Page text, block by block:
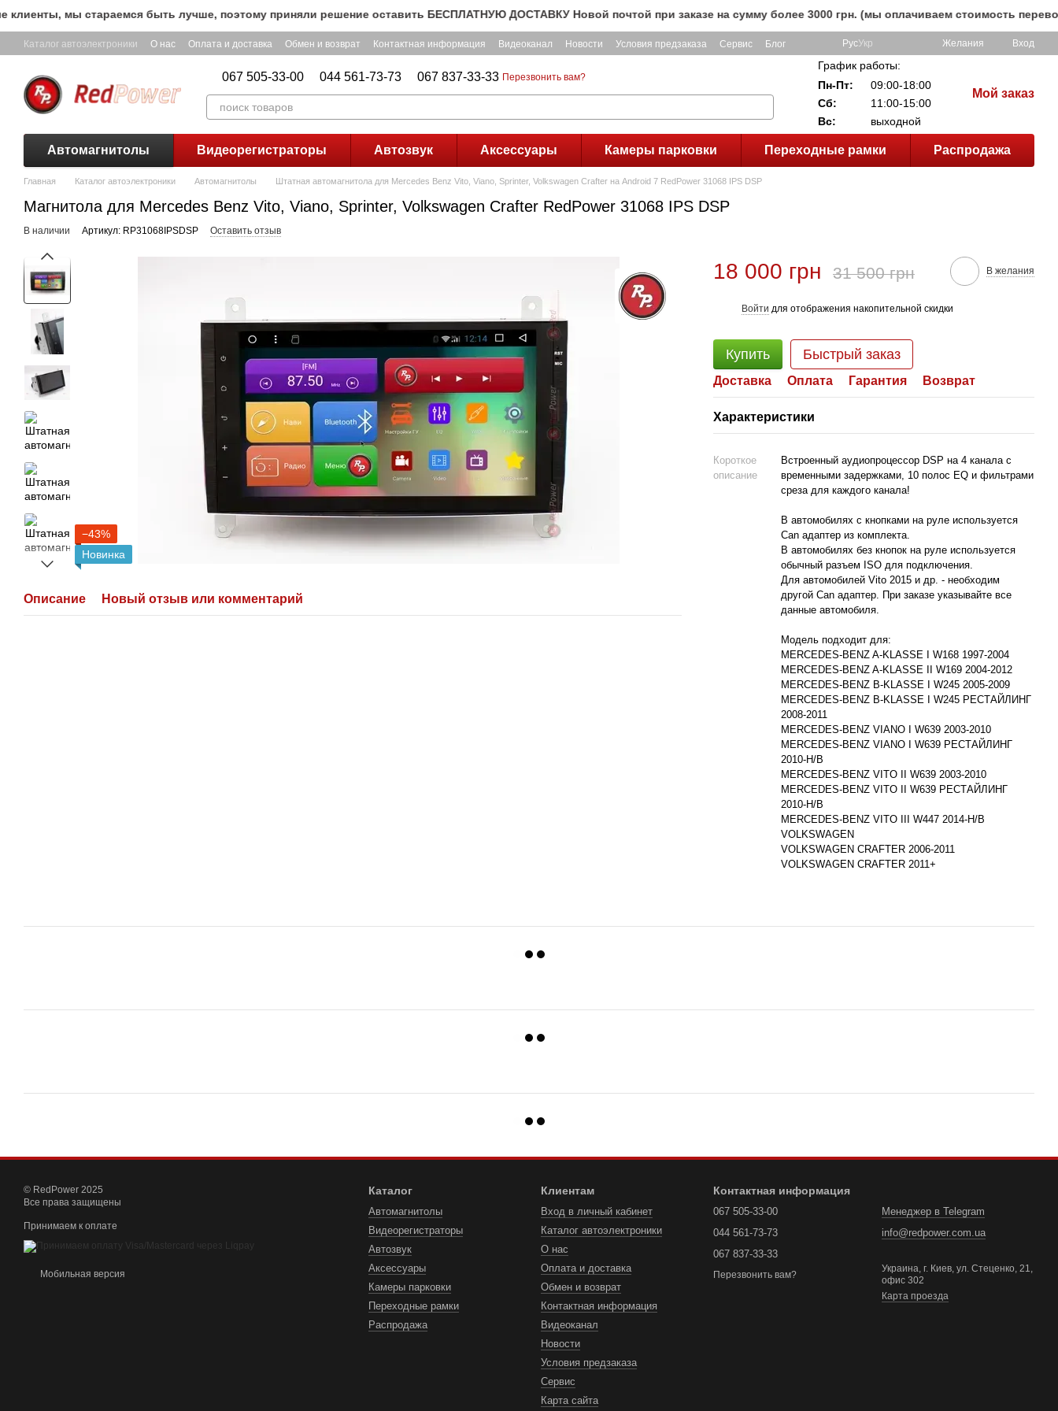
Перейти к основному контенту
мы стараемся быть лучше, поэтому приняли решение оставить БЕСПЛАТНУЮ ДОСТАВКУ Новой почтой при заказе на сумму более 3000 грн. (мы оплачиваем стоимость перевозки
Каталог автоэлектроники О нас Оплата и доставка Обмен и возврат Контактная информация Видеоканал Новости Условия предзаказа Сервис Блог РусУкр Желания Вход
067 505-33-00 044 561-73-73 067 837-33-33 Перезвонить вам?
График работы:
Пн-Пт:
09:00-18:00
Сб:
11:00-15:00
Вс:
выходной
Мой заказ
Автомагнитолы Видеорегистраторы Автозвук Аксессуары Камеры парковки Переходные рамки Распродажа
Главная Каталог автоэлектроники Автомагнитолы Штатная автомагнитола для Mercedes Benz Vito, Viano, Sprinter, Volkswagen Crafter на Android 7 RedPower 31068 IPS DSP
Магнитола для Mercedes Benz Vito, Viano, Sprinter, Volkswagen Crafter RedPower 31068 IPS DSP
В наличии Артикул: RP31068IPSDSP Оставить отзыв
−43%
Новинка
Описание Новый отзыв или комментарий
18 000 грн 31 500 грн В желания
Войти для отображения накопительной скидки
Купить Быстрый заказ
Доставка Оплата Гарантия Возврат
Характеристики
Короткое
описание
Встроенный аудиопроцессор DSP на 4 канала с
временными задержками, 10 полос EQ и фильтрами
среза для каждого канала!
В автомобилях с кнопками на руле используется
Can адаптер из комплекта.
В автомобилях без кнопок на руле используется
обычный разъем ISO для подключения.
Для автомобилей Vito 2015 и др. - необходим
другой Can адаптер. При заказе указывайте все
данные автомобиля.
Модель подходит для:
MERCEDES-BENZ A-KLASSE I W168 1997-2004
MERCEDES-BENZ A-KLASSE II W169 2004-2012
MERCEDES-BENZ B-KLASSE I W245 2005-2009
MERCEDES-BENZ B-KLASSE I W245 РЕСТАЙЛИНГ
2008-2011
MERCEDES-BENZ VIANO I W639 2003-2010
MERCEDES-BENZ VIANO I W639 РЕСТАЙЛИНГ
2010-Н/В
MERCEDES-BENZ VITO II W639 2003-2010
MERCEDES-BENZ VITO II W639 РЕСТАЙЛИНГ
2010-Н/В
MERCEDES-BENZ VITO III W447 2014-Н/В
VOLKSWAGEN
VOLKSWAGEN CRAFTER 2006-2011
VOLKSWAGEN CRAFTER 2011+
© RedPower 2025
Все права защищены
Принимаем к оплате
Мобильная версия
Каталог
Автомагнитолы
Видеорегистраторы
Автозвук
Аксессуары
Камеры парковки
Переходные рамки
Распродажа
Клиентам
Вход в личный кабинет
Каталог автоэлектроники
О нас
Оплата и доставка
Обмен и возврат
Контактная информация
Видеоканал
Новости
Условия предзаказа
Сервис
Карта сайта
Контактная информация
067 505-33-00
044 561-73-73
067 837-33-33
Перезвонить вам?
Менеджер в Telegram
info@redpower.com.ua
Украина, г. Киев, ул. Стеценко, 21,
офис 302
Карта проезда